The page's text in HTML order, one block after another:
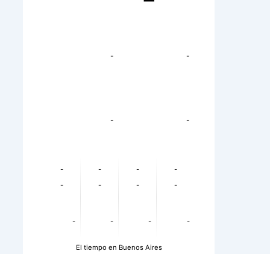
- -
- -
-
-
-
-
-
-
-
-
-
-
-
-
El tiempo en Buenos Aires